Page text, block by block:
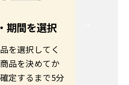
期間を選択
を選択してく
品を決めてか
定するまで5分